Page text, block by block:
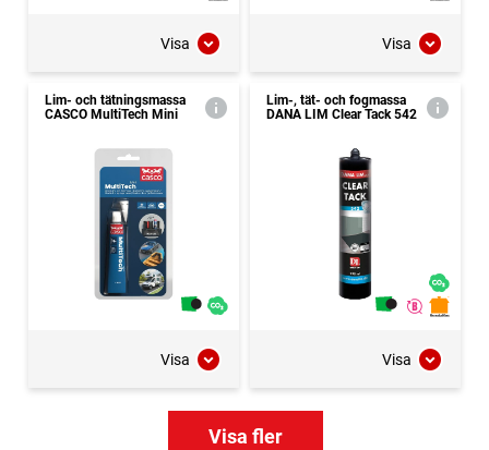
Visa Visa
Lim- och tätningsmassa
CASCO MultiTech Mini
Visa
Lim-, tät- och fogmassa
DANA LIM Clear Tack 542
Visa
Visa fler